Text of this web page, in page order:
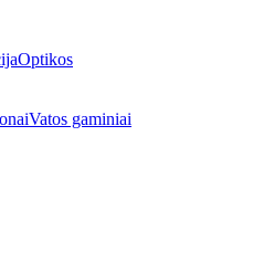
Optikos
Vatos gaminiai